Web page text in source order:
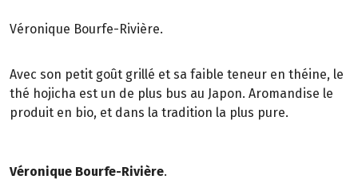
Véronique Bourfe-Rivière.
Avec son petit goût grillé et sa faible teneur en théine, le
thé hojicha est un de plus bus au Japon. Aromandise le
produit en bio, et dans la tradition la plus pure.
Véronique Bourfe-Rivière.